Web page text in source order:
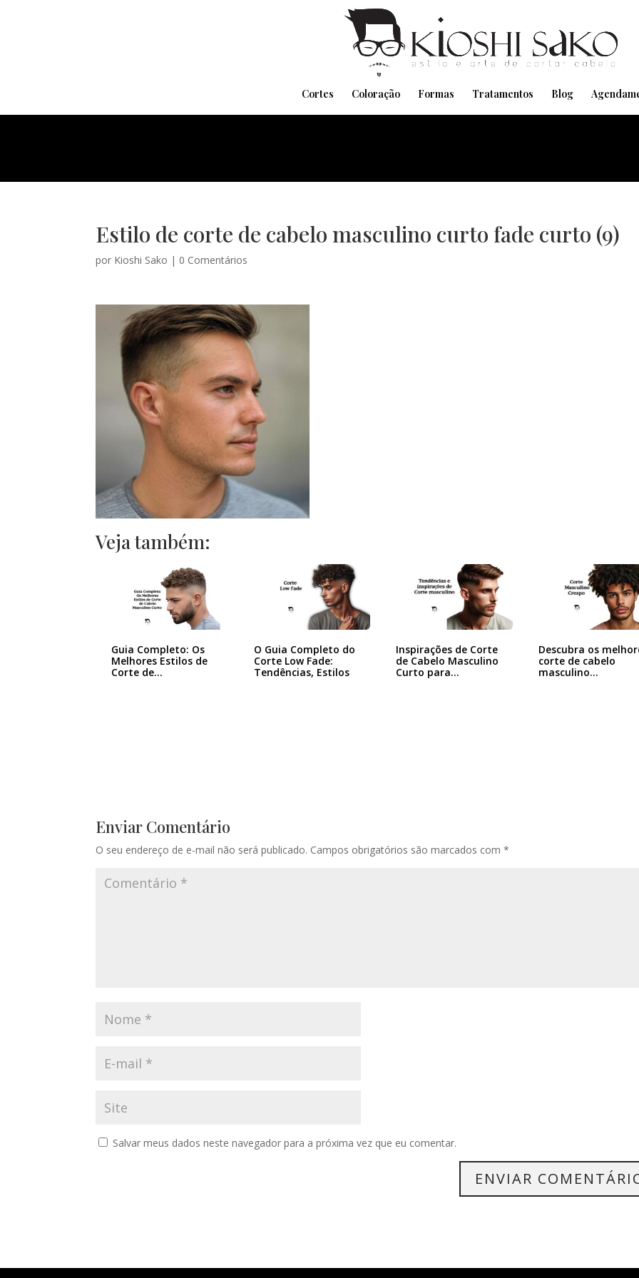
Cortes Coloração Formas Tratamentos Blog
Estilo de corte de cabelo masculino curto fade curto (9)
por Kioshi Sako | 0 Comentários
Veja também:
Guia Completo: Os
Melhores Estilos de
Corte de…
O Guia Completo do
Corte Low Fade:
Tendências, Estilos
Inspirações de Corte
de Cabelo Masculino
Curto para…
Descubra os
corte de cabelo
masculino…
Enviar Comentário
O seu endereço de e-mail não será publicado. Campos obrigatórios são marcados com*
Salvar meus dados neste navegador para a próxima vez que eu comentar.
Pensando em transformar seu Visual??
Agende pelo Whatsapp